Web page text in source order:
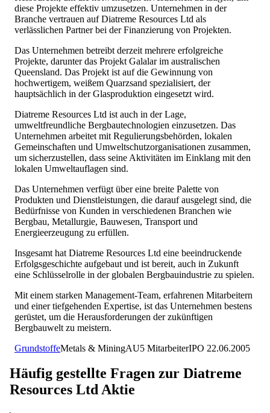
diese Projekte effektiv umzusetzen. Unternehmen in der
Branche vertrauen auf Diatreme Resources Ltd als
verlässlichen Partner bei der Finanzierung von Projekten.
Das Unternehmen betreibt derzeit mehrere erfolgreiche
Projekte, darunter das Projekt Galalar im australischen
Queensland. Das Projekt ist auf die Gewinnung von
hochwertigem, weißem Quarzsand spezialisiert, der
hauptsächlich in der Glasproduktion eingesetzt wird.
Diatreme Resources Ltd ist auch in der Lage,
umweltfreundliche Bergbautechnologien einzusetzen. Das
Unternehmen arbeitet mit Regulierungsbehörden, lokalen
Gemeinschaften und Umweltschutzorganisationen zusammen,
um sicherzustellen, dass seine Aktivitäten im Einklang mit den
lokalen Umweltauflagen sind.
Das Unternehmen verfügt über eine breite Palette von
Produkten und Dienstleistungen, die darauf ausgelegt sind, die
Bedürfnisse von Kunden in verschiedenen Branchen wie
Bergbau, Metallurgie, Bauwesen, Transport und
Energieerzeugung zu erfüllen.
Insgesamt hat Diatreme Resources Ltd eine beeindruckende
Erfolgsgeschichte aufgebaut und ist bereit, auch in Zukunft
eine Schlüsselrolle in der globalen Bergbauindustrie zu spielen.
Mit einem starken Management-Team, erfahrenen Mitarbeitern
und einer tiefgehenden Expertise, ist das Unternehmen bestens
gerüstet, um die Herausforderungen der zukünftigen
Bergbauwelt zu meistern.
GrundstoffeMetals & MiningAU5 MitarbeiterIPO 22.06.2005
Häufig gestellte Fragen zur Diatreme
Resources LtdAktie